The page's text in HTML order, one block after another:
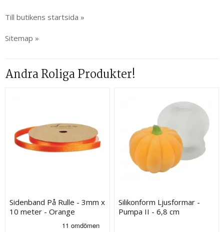
Till butikens startsida »
Sitemap »
Andra Roliga Produkter!
Sidenband På Rulle - 3mm x
10 meter - Orange
Silikonform Ljusformar -
Pumpa II - 6,8 cm